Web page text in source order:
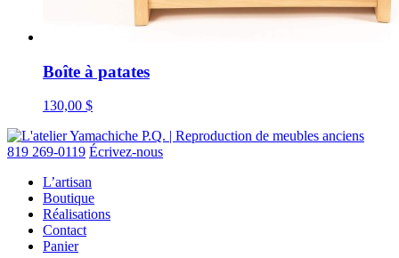
Boîte à patates
130,00 $
819 269-0119 Écrivez-nous
L’artisan
Boutique
Réalisations
Contact
Panier